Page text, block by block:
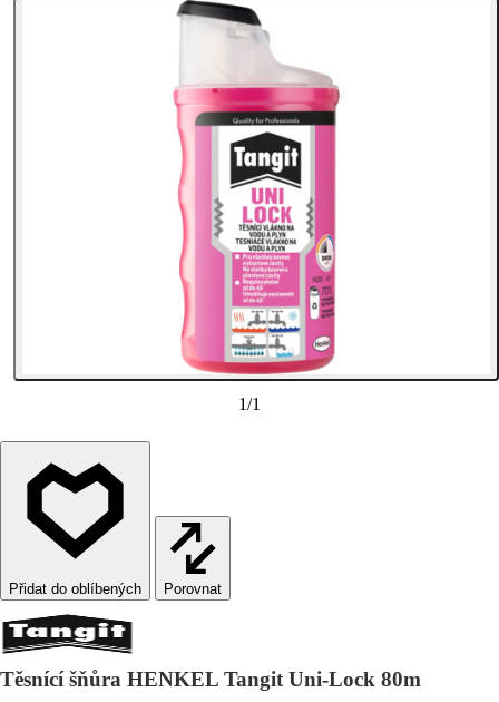
1/1
Porovnat
Těsnící šňůra HENKEL Tangit Uni-Lock 80m